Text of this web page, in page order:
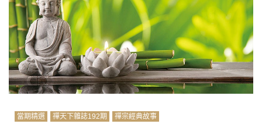
當期精選 禪天下雜誌192期 禪宗經典故事